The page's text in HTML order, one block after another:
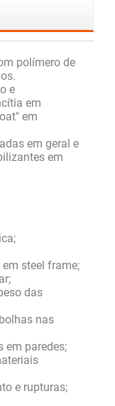
polímero de
e
em
em
em geral e
em
steel frame;
das
nas
em paredes;
e rupturas;